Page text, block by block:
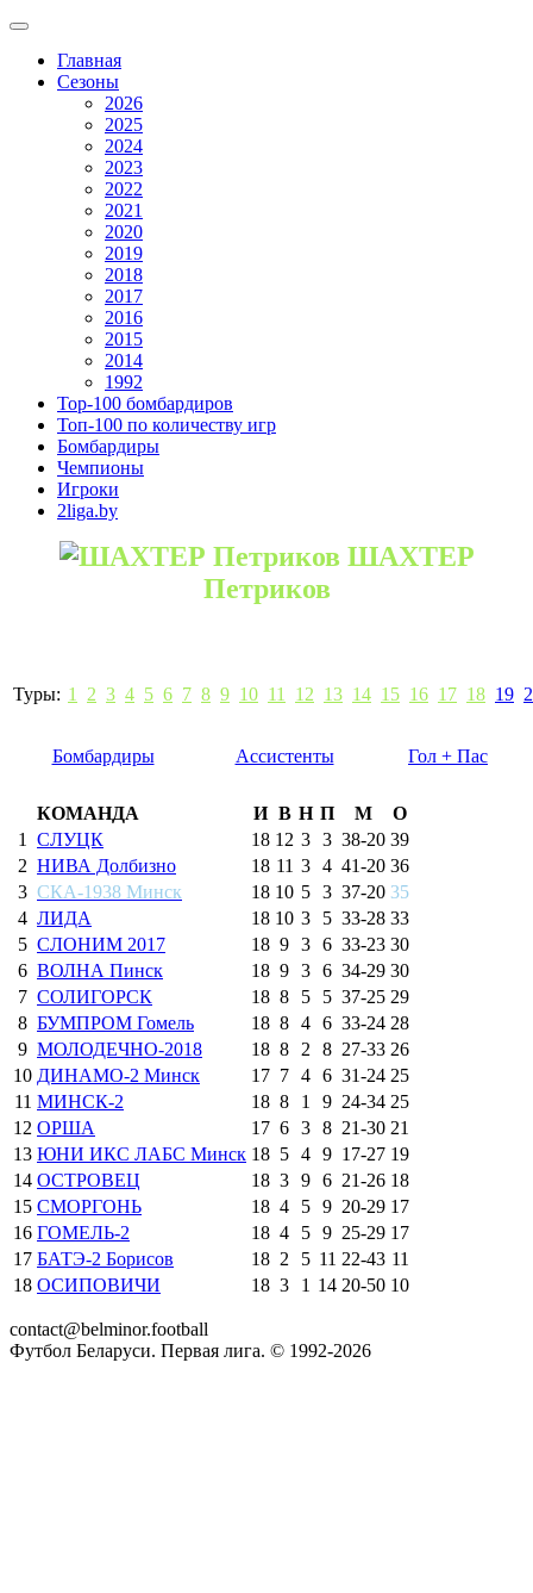
Главная
Сезоны
2026
2025
2024
2023
2022
2021
2020
2019
2018
2017
2016
2015
2014
1992
Top-100 бомбардиров
Топ-100 по количеству игр
Бомбардиры
Чемпионы
Игроки
2liga.by
ШАХТЕР
Петриков
Туры: 1 2 3 4 5 6 7 8 9 10 11 12 13 14 15 16 17 18 19
Бомбардиры Ассистенты Гол + Пас
КОМАНДА И В Н П М
О
1
СЛУЦК 18 12 3 3 38-20 39
2 НИВА Долбизно 18 11 3 4 41-20 36
3 СКА-1938 Минск 18 10 5 3 37-20 35
4 ЛИДА 18 10 3 5 33-28 33
5 СЛОНИМ 2017 18 9 3 6 33-23 30
6 ВОЛНА Пинск 18 9 3 6 34-29 30
7 СОЛИГОРСК 18 8 5 5 37-25 29
8 БУМПРОМ Гомель 18 8 4 6 33-24 28
9 МОЛОДЕЧНО-2018 18 8 2 8 27-33 26
10 ДИНАМО-2 Минск 17 7 4 6 31-24 25
11 МИНСК-2 18 8 1 9 24-34 25
12 ОРША 17 6 3 8 21-30 21
13 ЮНИ ИКС ЛАБС Минск 18 5 4 9 17-27 19
14 ОСТРОВЕЦ 18 3 9 6 21-26 18
15 СМОРГОНЬ 18 4 5 9 20-29 17
16 ГОМЕЛЬ-2 18 4 5 9 25-29 17
17 БАТЭ-2 Борисов 18 2 5 11 22-43 11
18 ОСИПОВИЧИ 18 3 1 14 20-50 10
contact@belminor.football
Футбол Беларуси. Первая лига. © 1992-2026